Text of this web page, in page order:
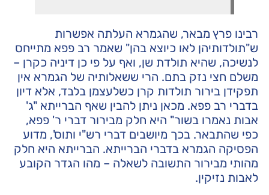
רבינו פרץ מבאר, שהגמרא העלתה אפשרות
ש"תולדותיהן לאו כיוצא בהן" שאמר רב פפא מתייחס
לנשיכה, שהיא תולדת שן, ואף על פי כן דיניה כקרן –
משלם חצי נזק בתם. הרי ששאלותיה של הגמרא אין
תפקידן בירור תולדות קרן כשלעצמן בלבד, אלא דיון
בדברי רב פפא. מכאן ניתן להבין שאף הברייתא "ג'
אבות נאמרו בשור" היא חלק מבירור דברי ר' פפא,
כפי שהתבאר. בכך מיושבים דברי רש"י ותוס', מדוע
הפסיקה הגמרא בדברי הברייתא. הברייתא היא חלק
מהותי מבירור התשובה לשאלה – מהו הגדר הקובע
לאבות נזיקין.